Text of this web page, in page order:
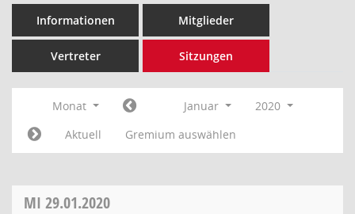
Informationen Mitglieder
Vertreter Sitzungen
Monat Januar
2020
Aktuell
Gremium auswählen
MI 29.01.2020